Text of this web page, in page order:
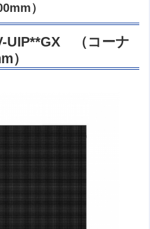
）
UIP**GX （コーナ
）